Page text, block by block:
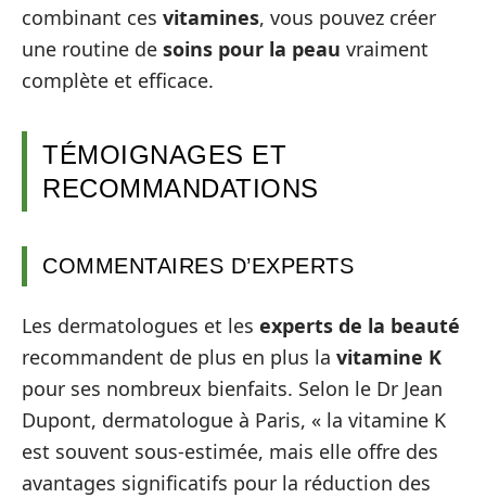
combinant ces vitamines, vous pouvez créer
une routine de soins pour la peau vraiment
complète et efficace.
TÉMOIGNAGES ET
RECOMMANDATIONS
COMMENTAIRES D’EXPERTS
Les dermatologues et les experts de la beauté
recommandent de plus en plus la vitamine K
pour ses nombreux bienfaits. Selon le Dr Jean
Dupont, dermatologue à Paris, « la vitamine K
est souvent sous-estimée, mais elle offre des
avantages significatifs pour la réduction des